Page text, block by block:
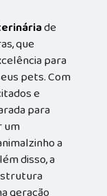
de
que
para
pets. Com
e
para
um
a
disso, a